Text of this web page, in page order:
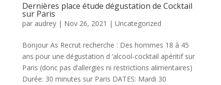
Dernières place étude dégustation de Cocktail
sur Paris
par audrey| Nov 26, 2021 | Uncategorized
Bonjour As Recrut recherche : Des hommes 18 à 45
ans pour une dégustation d ‘alcool-cocktail apéritif sur
Paris (donc pas d’allergies ni restrictions alimentaires)
Durée: 30 minutes sur Paris DATES: Mardi 30